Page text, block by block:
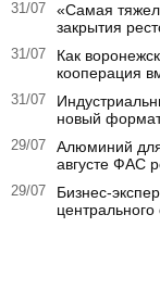
31/07
«Самая
закрытия
31/07
Как
кооперация
31/07
новый
29/07
Алюминий
августе ФАС
29/07
Бизнес-